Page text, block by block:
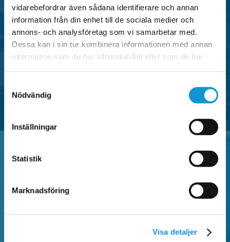
vidarebefordrar även sådana identifierare och annan
information från din enhet till de sociala medier och
annons- och analysföretag som vi samarbetar med.
Dessa kan i sin tur kombinera informationen med annan
information som du har tillhandahållit eller som de har
Nödvändig
Inställningar
Statistik
Marknadsföring
Visa detaljer
Falu P erbjuder flera typer av parkeringstillstånd i
centrala områden i Falun, anpassade för både
privatpersoner och verksamheter.
Sök bland vanliga frågor och hitta information